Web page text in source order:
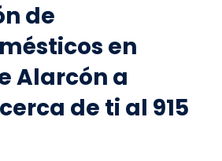
de
en
Alarcón a
de ti al 915